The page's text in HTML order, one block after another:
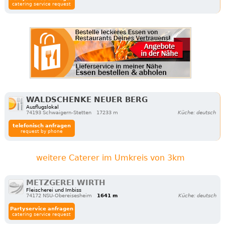
catering service request
WALDSCHENKE NEUER BERG
Ausflugslokal
74193 Schwaigern-Stetten
17233 m Küche: deutsch
telefonisch anfragen
request by phone
weitere Caterer im Umkreis von 3km
METZGEREI WIRTH
Fleischerei und Imbiss
74172 NSU-Obereisesheim
1641 m Küche: deutsch
Partyservice anfragen
catering service request